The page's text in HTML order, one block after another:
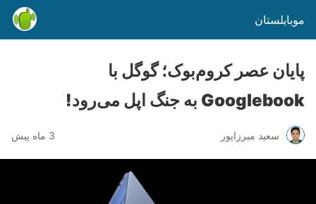
موبایلستان
پایان عصر کروم‌بوک؛ گوگل با
Googlebook به جنگ اپل می‌رود!
سعید میرزاپور 3 ماه پیش